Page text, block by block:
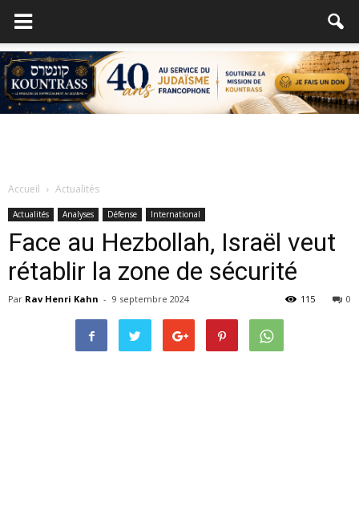
Accueil Actualités
Actualités Analyses Défense International
Face au Hezbollah, Israël veut
rétablir la zone de sécurité
Par Rav Henri Kahn - 9 septembre 2024 0
115